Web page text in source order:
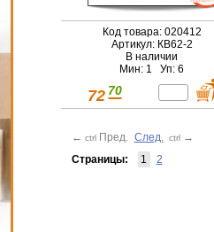
Код товара: 020412
Артикул: КВ62-2
В наличии
Мин: 1 Уп: 6
72 70
← ctrl Пред. След. ctrl →
Страницы:
1 2